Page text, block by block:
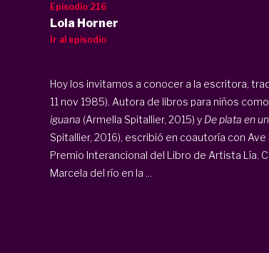
Episodio 216
Lola Horner
Ir al episodio
Hoy los invitamos a conocer a la escritora,
11 nov 1985). Autora de libros para niños como
iguana (Armella Spitallier, 2015) y De plata en
Spitallier, 2016), escribió en coautoría con Ave
Premio Interancional del Libro de Artista Lía.
Marcela del río en la ...